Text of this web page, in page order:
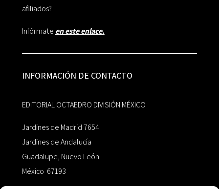
afiliados?
Infórmate en este enlace.
INFORMACIÓN DE CONTACTO
EDITORIAL OCTAEDRO DIVISIÓN MÉXICO
Jardines de Madrid 7654
Jardines de Andalucía
Guadalupe, Nuevo León
México 67193